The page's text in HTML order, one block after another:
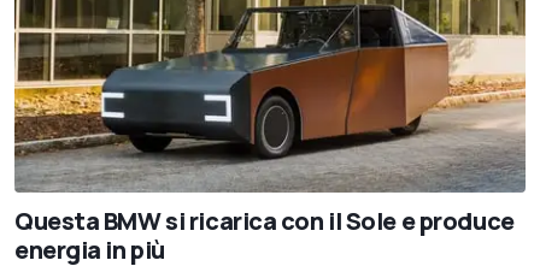
Questa BMW si ricarica con il Sole e produce
energia in più